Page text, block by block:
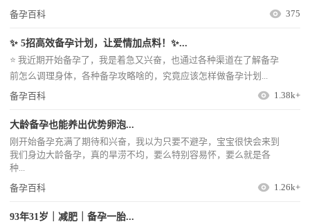
备孕百科
375
✨ 5招高效备孕计划，让爱情加点料！✨...
⭐️ 我近期开始备孕了，我是着急又兴奋，也通过各种渠道在了解备孕
前怎么调理身体，各种备孕攻略啥的，究竟应该怎样做备孕计划...
备孕百科
1.38k+
大龄备孕也能养出优势卵泡...
刚开始备孕充满了期待和兴奋，我以为只要不避孕，宝宝很快会来到
我们身边大龄备孕，真的旱涝不均，要么特别容易怀，要么就是各
种...
备孕百科
1.26k+
93年31岁｜减肥｜备孕一胎...